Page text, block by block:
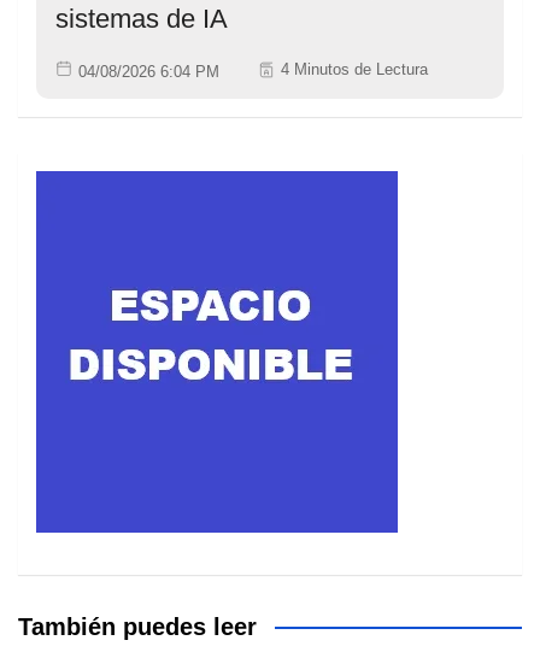
sistemas de IA
04/08/2026 6:04 PM 4 Minutos de Lectura
También puedes leer